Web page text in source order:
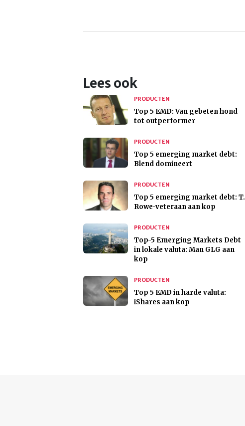
Lees ook
PRODUCTEN
Top 5 EMD: Van gebeten hond
tot outperformer
PRODUCTEN
Top 5 emerging market debt:
Blend domineert
PRODUCTEN
Top 5 emerging market debt: T.
Rowe-veteraan aan kop
PRODUCTEN
Top-5 Emerging Markets Debt
in lokale valuta: Man GLG aan
kop
PRODUCTEN
Top 5 EMD in harde valuta:
iShares aan kop